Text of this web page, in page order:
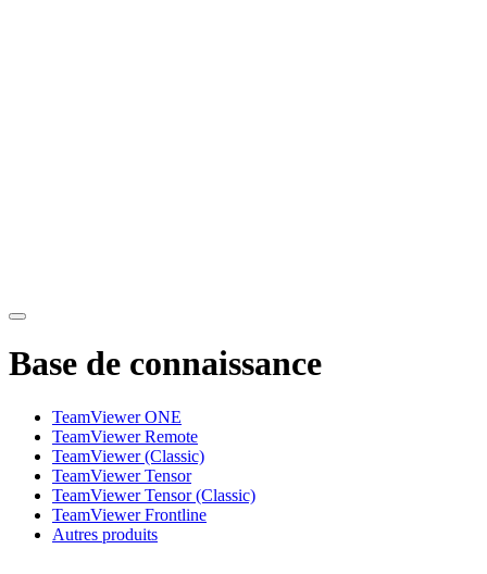
Base de connaissance
TeamViewer ONE
TeamViewer Remote
TeamViewer (Classic)
TeamViewer Tensor
TeamViewer Tensor (Classic)
TeamViewer Frontline
Autres produits